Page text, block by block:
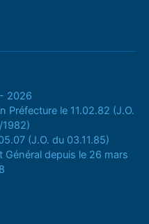
2026
Préfecture le 11.02.82 (J.O.
(J.O. du 03.11.85)
Général depuis le 26 mars